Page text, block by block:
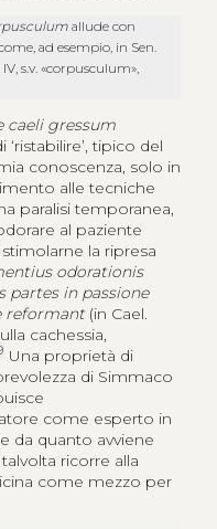
allude con
ad esempio, in Sen.
IV, s.v. «corpusculum»,
caeli gressum
tipico del
conoscenza, solo in
alle tecniche
paralisi temporanea,
al paziente
la ripresa
odorationis
partes in passione
reformant (in Cael.
cachessia,
Una proprietà di
di Simmaco
come esperto in
da quanto avviene
ricorre alla
come mezzo per